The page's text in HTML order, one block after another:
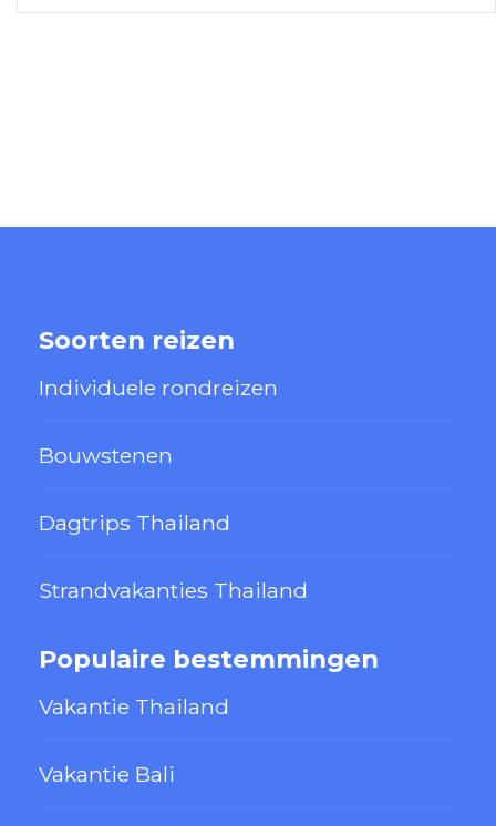
Soorten reizen
Individuele rondreizen
Bouwstenen
Dagtrips Thailand
Strandvakanties Thailand
Populaire bestemmingen
Vakantie Thailand
Vakantie Bali